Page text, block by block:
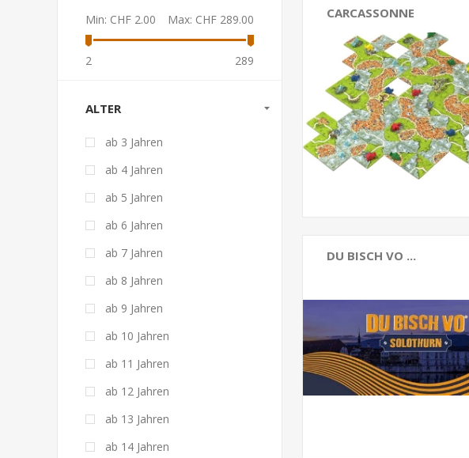
CARCASSONNE
DU BISCH VO ...
Min: CHF 2.00 Max: CHF 289.00
2 289
ALTER
ab 3 Jahren
ab 4 Jahren
ab 5 Jahren
ab 6 Jahren
ab 7 Jahren
ab 8 Jahren
ab 9 Jahren
ab 10 Jahren
ab 11 Jahren
ab 12 Jahren
ab 13 Jahren
ab 14 Jahren